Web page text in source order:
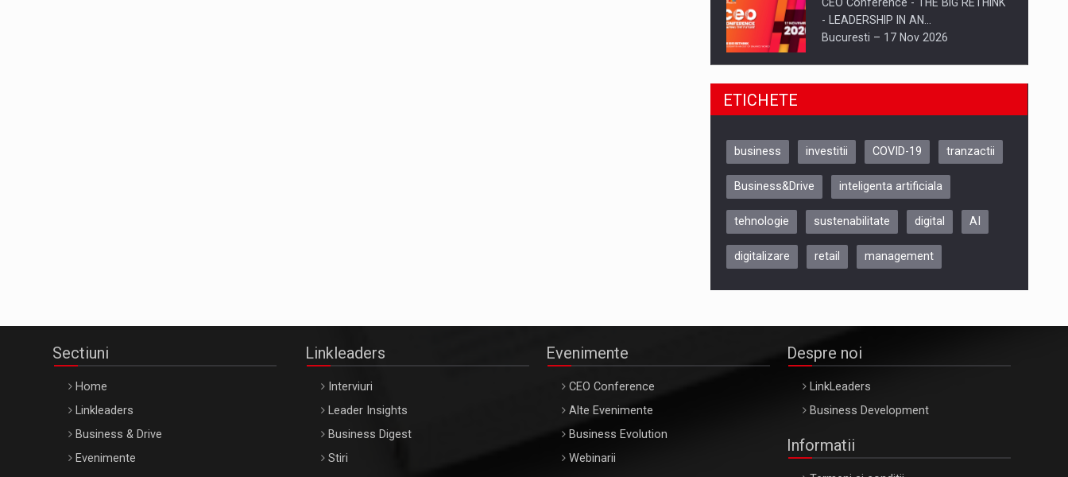
- LEADERSHIP IN AN…
Bucuresti – 17 Nov 2026
Be Inspired. Make it Happen!, CLUJ, 9
ARTEMIS LETO, ORADEA, 8
Oradea – 8 Oct 2026
ETICHETE
business investitii COVID-19 tranzactii
Business&Drive inteligenta artificiala
tehnologie sustenabilitate digital AI
digitalizare retail management
Sectiuni
Home
Linkleaders
Business & Drive
Evenimente
Linkleaders
Interviuri
Leader Insights
Business Digest
Stiri
Evenimente
CEO Conference
Alte Evenimente
Business Evolution
Webinarii
Despre noi
LinkLeaders
Business Development
Informatii